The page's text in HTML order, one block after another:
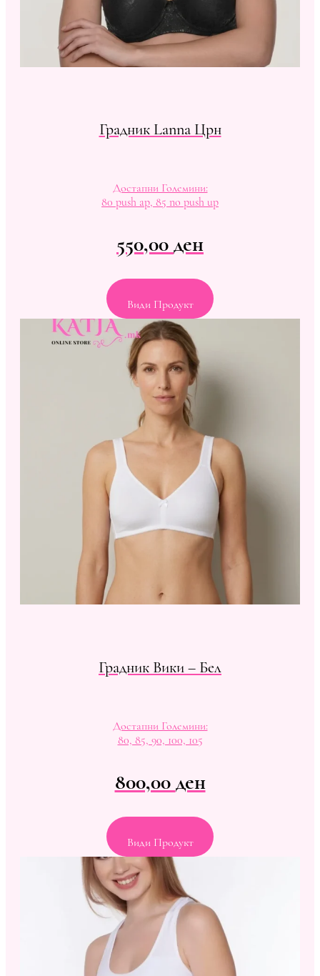
Градник Lanna Црн
Достапни Големини:
80 push ap, 85 no push up
550,00ден
Види Продукт
Градник Вики – Бел
Достапни Големини:
80, 85, 90, 100, 105
800,00ден
Види Продукт